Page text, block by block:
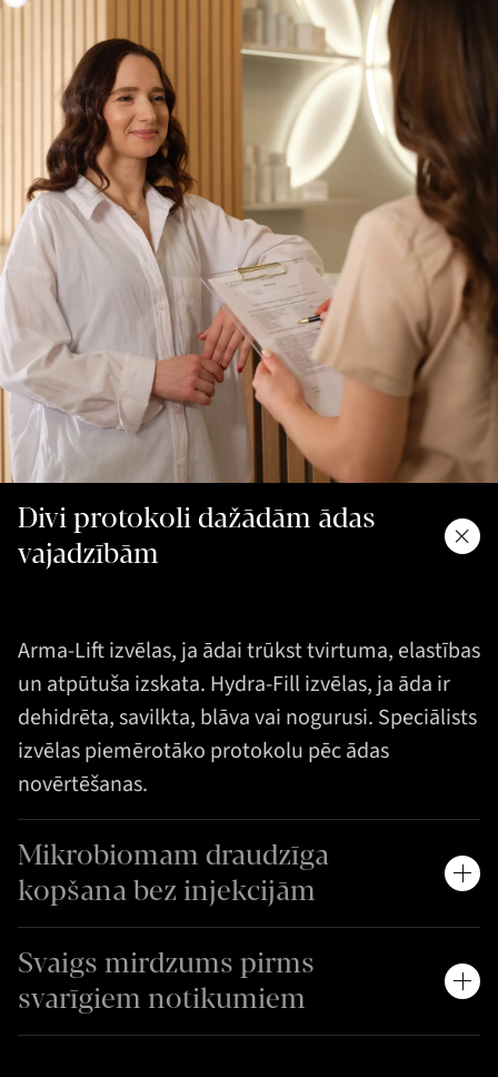
Divi protokoli dažādām ādas
vajadzībām
Arma-Lift izvēlas, ja ādai trūkst tvirtuma, elastības
un atpūtuša izskata. Hydra-Fill izvēlas, ja āda ir
dehidrēta, savilkta, blāva vai nogurusi. Speciālists
izvēlas piemērotāko protokolu pēc ādas
novērtēšanas.
Mikrobiomam draudzīga
kopšana bez injekcijām
Svaigs mirdzums pirms
svarīgiem notikumiem